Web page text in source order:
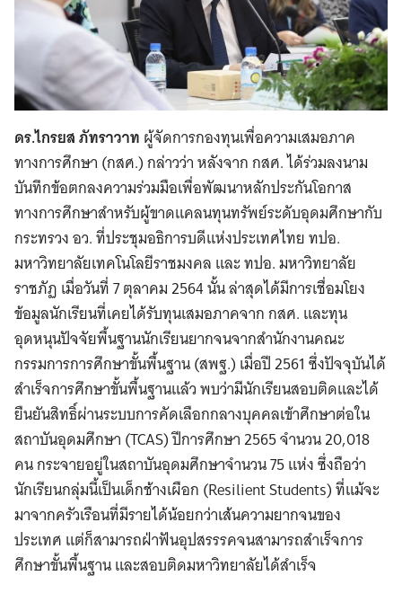
ดร.ไกรยส ภัทราวาท ผู้จัดการกองทุนเพื่อความเสมอภาค
ทางการศึกษา (กสศ.) กล่าวว่า หลังจาก กสศ. ได้ร่วมลงนาม
บันทึกข้อตกลงความร่วมมือเพื่อพัฒนาหลักประกันโอกาส
ทางการศึกษาสำหรับผู้ขาดแคลนทุนทรัพย์ระดับอุดมศึกษากับ
กระทรวง อว. ที่ประชุมอธิการบดีแห่งประเทศไทย ทปอ.
มหาวิทยาลัยเทคโนโลยีราชมงคล และ ทปอ. มหาวิทยาลัย
ราชภัฏ เมื่อวันที่ 7 ตุลาคม 2564 นั้น ล่าสุดได้มีการเชื่อมโยง
ข้อมูลนักเรียนที่เคยได้รับทุนเสมอภาคจาก กสศ. และทุน
อุดหนุนปัจจัยพื้นฐานนักเรียนยากจนจากสำนักงานคณะ
กรรมการการศึกษาขั้นพื้นฐาน (สพฐ.) เมื่อปี 2561 ซึ่งปัจจุบันได้
สำเร็จการศึกษาขั้นพื้นฐานแล้ว พบว่ามีนักเรียนสอบติดและได้
ยืนยันสิทธิ์ผ่านระบบการคัดเลือกกลางบุคคลเข้าศึกษาต่อใน
สถาบันอุดมศึกษา (TCAS) ปีการศึกษา 2565 จำนวน 20,018
คน กระจายอยู่ในสถาบันอุดมศึกษาจำนวน 75 แห่ง ซึ่งถือว่า
นักเรียนกลุ่มนี้เป็นเด็กช้างเผือก (Resilient Students) ที่แม้จะ
มาจากครัวเรือนที่มีรายได้น้อยกว่าเส้นความยากจนของ
ประเทศ แต่ก็สามารถฝ่าฟันอุปสรรรคจนสามารถสำเร็จการ
ศึกษาขั้นพื้นฐาน และสอบติดมหาวิทยาลัยได้สำเร็จ